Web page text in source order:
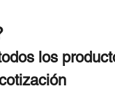
los